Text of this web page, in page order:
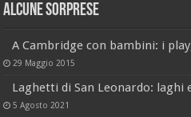
Alcune sorprese
A Cambridge con bambini: i
29 Maggio 2015
Laghetti di San Leonardo: laghi
5 Agosto 2021